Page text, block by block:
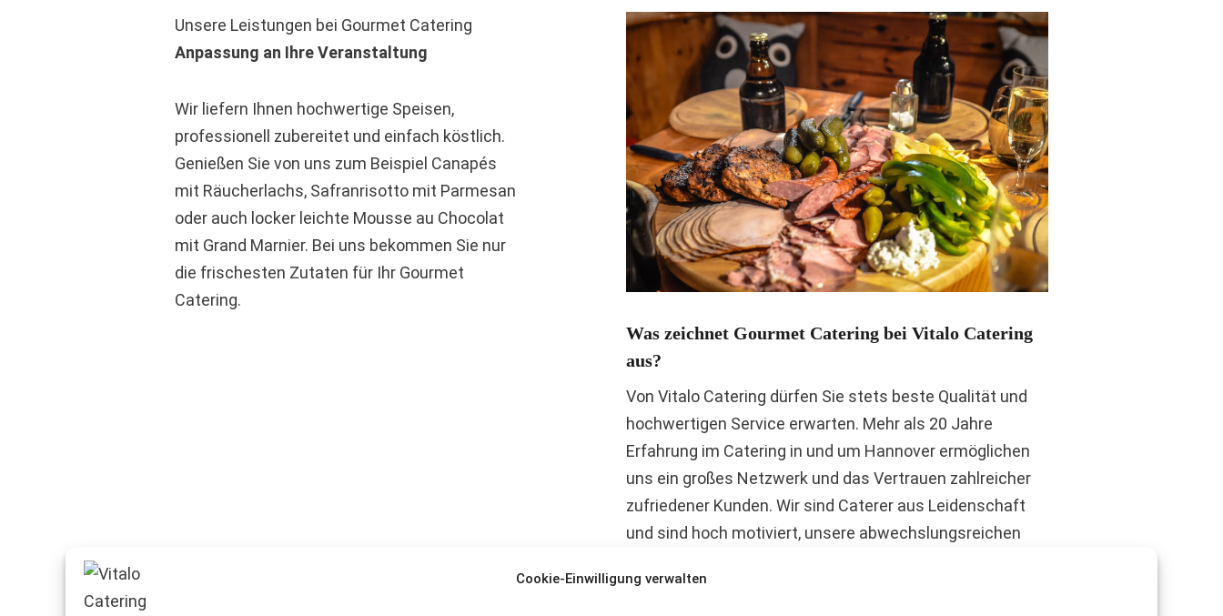
Cookie-Einwilligung verwalten
Unsere Leistungen bei Gourmet Catering
Anpassung an Ihre Veranstaltung
Wir liefern Ihnen hochwertige Speisen,
professionell zubereitet und einfach köstlich.
Genießen Sie von uns zum Beispiel Canapés
mit Räucherlachs, Safranrisotto mit Parmesan
oder auch locker leichte Mousse au Chocolat
mit Grand Marnier. Bei uns bekommen Sie nur
die frischesten Zutaten für Ihr Gourmet
Catering.
Was zeichnet Gourmet Catering bei Vitalo Catering
aus?
Von Vitalo Catering dürfen Sie stets beste Qualität und
hochwertigen Service erwarten. Mehr als 20 Jahre
Erfahrung im Catering in und um Hannover ermöglichen
uns ein großes Netzwerk und das Vertrauen zahlreicher
zufriedener Kunden. Wir sind Caterer aus Leidenschaft
und sind hoch motiviert, unsere abwechslungsreichen
einmaligen Erlebnis werden zu lassen.